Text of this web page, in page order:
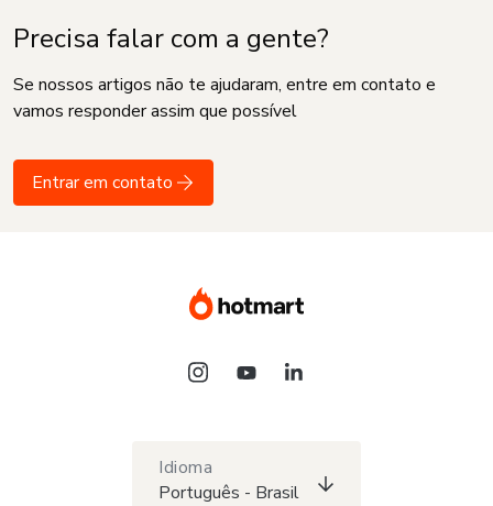
Precisa falar com a gente?
Se nossos artigos não te ajudaram, entre em contato e
vamos responder assim que possível
Entrar em contato
Idioma
Português - Brasil